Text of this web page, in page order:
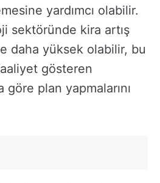
yardımcı olabilir.
sektöründe kira artış
daha yüksek olabilir, bu
gösteren
plan yapmalarını